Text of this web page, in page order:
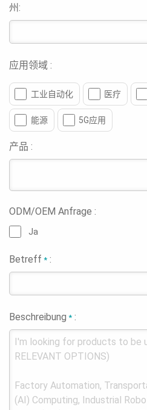
州:
应用领域 :
工业自动化 医疗
能源 5G应用
产品 :
ODM/OEM Anfrage :
Ja
Betreff* :
Beschreibung* :